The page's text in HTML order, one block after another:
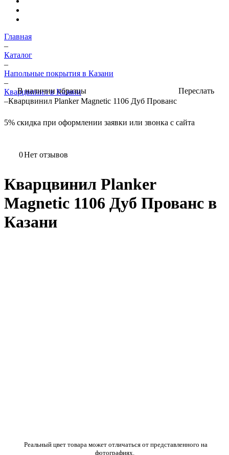
Главная
–
Каталог
–
Напольные покрытия в Казани
–
Кварцвинил в Казани
–Кварцвинил Planker Magnetic 1106 Дуб Прованс
5% скидка при оформлении заявки или звонка с сайта
0Нет отзывов
Кварцвинил Planker
Magnetic 1106 Дуб Прованс в
Казани
Реальный цвет товара может отличаться от представленного на
фотографиях.
В наличии образцы Переслать